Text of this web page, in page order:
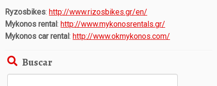
Ryzosbikes: http://www.rizosbikes.gr/en/
Mykonos rental: http://www.mykonosrentals.gr/
Mykonos car rental: http://www.okmykonos.com/
Buscar